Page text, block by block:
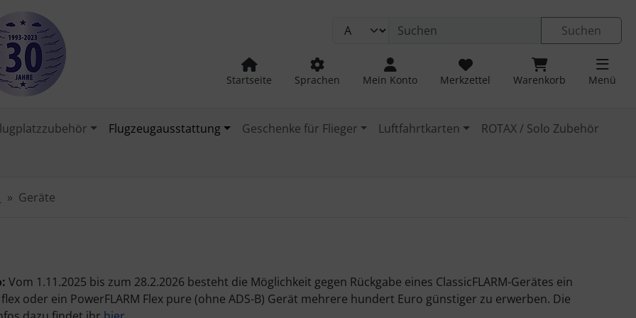
Suchen
Startseite Sprachen Mein Konto Merkzettel Warenkorb Menü
Flugzeugausstattung Geschenke für Flieger Luftfahrtkarten
ROTAX / Solo Zubehör
Geräte
Vom 1.11.2025 bis zum 28.2.2026 besteht die Möglichkeit gegen Rückgabe eines ClassicFLARM-Gerätes ein
flex oder ein PowerFLARM Flex pure (ohne ADS-B) Gerät mehrere hundert Euro günstiger zu erwerben. Die